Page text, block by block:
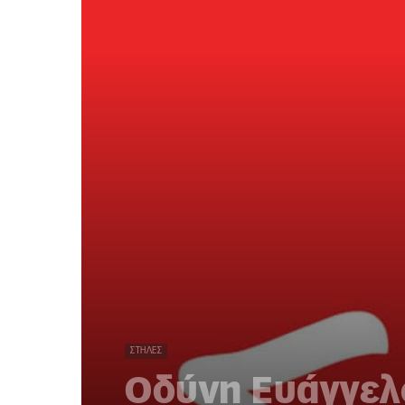
ΣΤΉΛΕΣ
Οδύνη